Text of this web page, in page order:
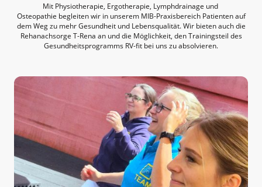
Mit Physiotherapie, Ergotherapie, Lymphdrainage und
Osteopathie begleiten wir in unserem MIB-Praxisbereich Patienten auf
dem Weg zu mehr Gesundheit und Lebensqualität. Wir bieten auch die
Rehanachsorge T-Rena an und die Möglichkeit, den Trainingsteil des
Gesundheitsprogramms RV-fit bei uns zu absolvieren.